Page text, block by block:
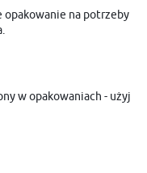
opakowanie na potrzeby
w opakowaniach - użyj